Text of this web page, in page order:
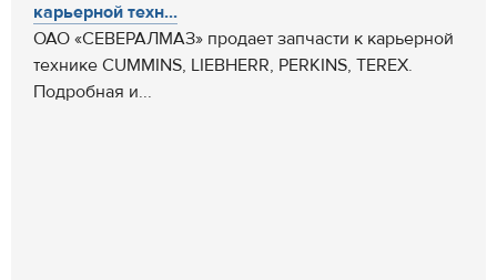
карьерной техн...
ОАО «СЕВЕРАЛМАЗ» продает запчасти к карьерной
технике CUMMINS, LIEBHERR, РERKINS, TEREX.
Подробная и...